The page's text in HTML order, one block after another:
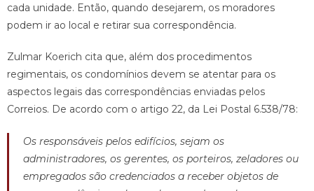
cada unidade. Então, quando desejarem, os moradores
podem ir ao local e retirar sua correspondência.
Zulmar Koerich cita que, além dos procedimentos
regimentais, os condomínios devem se atentar para os
aspectos legais das correspondências enviadas pelos
Correios. De acordo com o artigo 22, da Lei Postal 6.538/78:
Os responsáveis pelos edifícios, sejam os
administradores, os gerentes, os porteiros, zeladores ou
empregados são credenciados a receber objetos de